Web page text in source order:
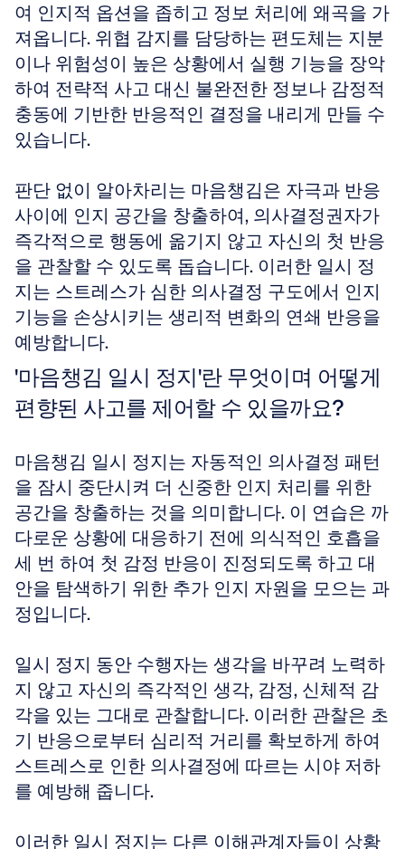
여 인지적 옵션을 좁히고 정보 처리에 왜곡을 가
져옵니다. 위협 감지를 담당하는 편도체는 지분
이나 위험성이 높은 상황에서 실행 기능을 장악
하여 전략적 사고 대신 불완전한 정보나 감정적
충동에 기반한 반응적인 결정을 내리게 만들 수
있습니다.
판단 없이 알아차리는 마음챙김은 자극과 반응
사이에 인지 공간을 창출하여, 의사결정권자가
즉각적으로 행동에 옮기지 않고 자신의 첫 반응
을 관찰할 수 있도록 돕습니다. 이러한 일시 정
지는 스트레스가 심한 의사결정 구도에서 인지
기능을 손상시키는 생리적 변화의 연쇄 반응을
예방합니다.
'마음챙김 일시 정지'란 무엇이며 어떻게
편향된 사고를 제어할 수 있을까요?
마음챙김 일시 정지는 자동적인 의사결정 패턴
을 잠시 중단시켜 더 신중한 인지 처리를 위한
공간을 창출하는 것을 의미합니다. 이 연습은 까
다로운 상황에 대응하기 전에 의식적인 호흡을
세 번 하여 첫 감정 반응이 진정되도록 하고 대
안을 탐색하기 위한 추가 인지 자원을 모으는 과
정입니다.
일시 정지 동안 수행자는 생각을 바꾸려 노력하
지 않고 자신의 즉각적인 생각, 감정, 신체적 감
각을 있는 그대로 관찰합니다. 이러한 관찰은 초
기 반응으로부터 심리적 거리를 확보하게 하여
스트레스로 인한 의사결정에 따르는 시야 저하
를 예방해 줍니다.
이러한 일시 정지는 다른 이해관계자들이 상황